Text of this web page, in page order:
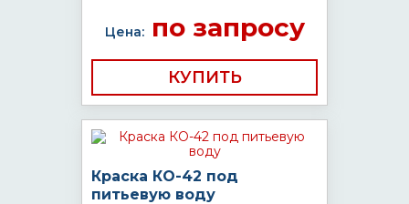
Цена:по запросу
КУПИТЬ
Краска КО-42 под
питьевую воду